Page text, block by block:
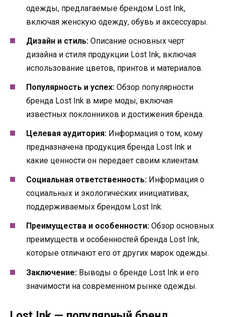
одежды, предлагаемые брендом Lost Ink,
включая женскую одежду, обувь и аксессуары.
Дизайн и стиль: Описание основных черт
дизайна и стиля продукции Lost Ink, включая
использование цветов, принтов и материалов.
Популярность и успех: Обзор популярности
бренда Lost Ink в мире моды, включая
известных поклонников и достижения бренда.
Целевая аудитория: Информация о том, кому
предназначена продукция бренда Lost Ink и
какие ценности он передает своим клиентам.
Социальная ответственность: Информация о
социальных и экологических инициативах,
поддерживаемых брендом Lost Ink.
Преимущества и особенности: Обзор основных
преимуществ и особенностей бренда Lost Ink,
которые отличают его от других марок одежды.
Заключение: Выводы о бренде Lost Ink и его
значимости на современном рынке одежды.